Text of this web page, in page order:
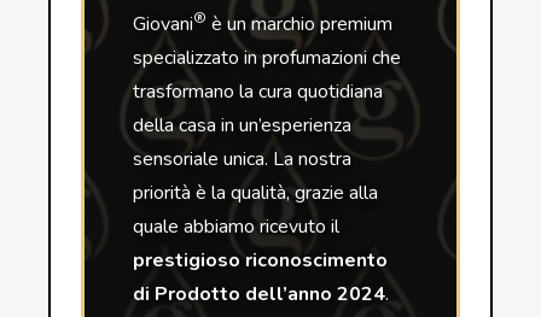
Giovani® è un marchio premium
specializzato in profumazioni che
trasformano la cura quotidiana
della casa in un’esperienza
sensoriale unica. La nostra
priorità è la qualità, grazie alla
quale abbiamo ricevuto il
prestigioso riconoscimento
di Prodotto dell’anno 2024.